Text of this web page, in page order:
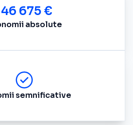
675 €
absolute
semnificative